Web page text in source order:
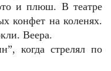
и плюш. В театре
конфет на коленях.
Веера.
когда стрелял по